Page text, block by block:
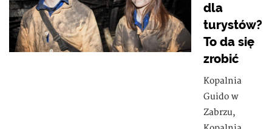
dla
turystów?
To da się
zrobić
Kopalnia
Guido w
Zabrzu,